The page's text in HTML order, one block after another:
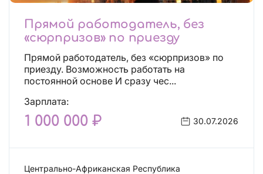
Прямой работодатель, без
«сюрпризов» по приезду
Прямой работодатель, без «сюрпризов» по
приезду. Возможность работать на
постоянной основе И сразу чес...
Зарплата:
1 000 000 ₽ 30.07.2026
Центрально-Африканская Республика